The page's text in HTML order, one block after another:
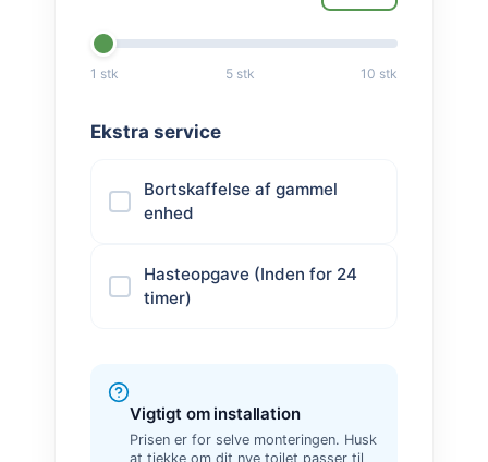
1 stk 5 stk 10 stk
Ekstra service
Bortskaffelse af gammel
enhed
Hasteopgave (Inden for 24
timer)
Vigtigt om installation
Prisen er for selve monteringen. Husk
at tjekke om dit nye toilet passer til